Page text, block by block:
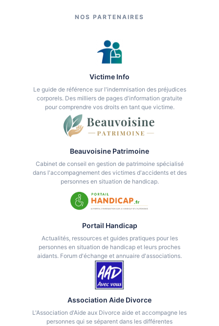
NOS PARTENAIRES
Victime Info
Le guide de référence sur l'indemnisation des préjudices
corporels. Des milliers de pages d'information gratuite
pour comprendre vos droits en tant que victime.
Beauvoisine Patrimoine
Cabinet de conseil en gestion de patrimoine spécialisé
dans l'accompagnement des victimes d'accidents et des
personnes en situation de handicap.
Portail Handicap
Actualités, ressources et guides pratiques pour les
personnes en situation de handicap et leurs proches
aidants. Forum d'échange et annuaire d'associations.
Association Aide Divorce
L'Association d'Aide aux Divorce aide et accompagne les
personnes qui se séparent dans les différentes